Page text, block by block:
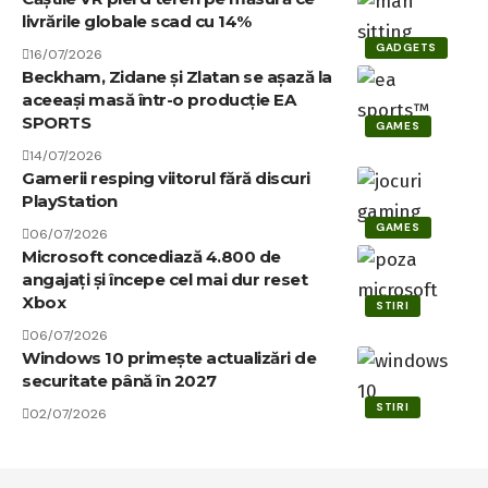
GADGETS
livrările globale scad cu 14%
16/07/2026
GAMES
Beckham, Zidane și Zlatan se așază la
aceeași masă într-o producție EA
SPORTS
14/07/2026
GAMES
Gamerii resping viitorul fără discuri
PlayStation
06/07/2026
STIRI
Microsoft concediază 4.800 de
angajați și începe cel mai dur reset
Xbox
06/07/2026
STIRI
Windows 10 primește actualizări de
securitate până în 2027
02/07/2026